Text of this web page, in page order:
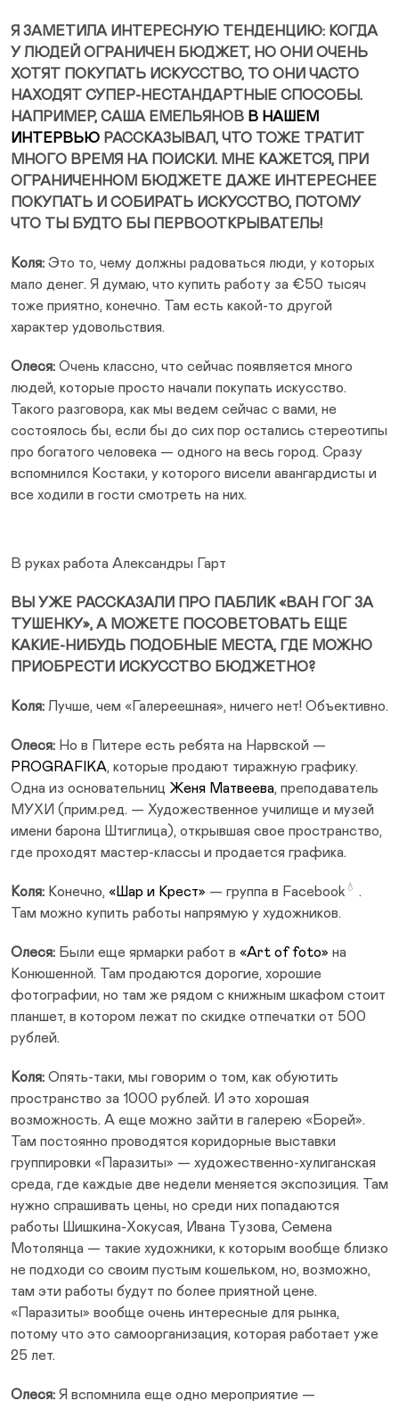
Я ЗАМЕТИЛА ИНТЕРЕСНУЮ ТЕНДЕНЦИЮ: КОГДА
У ЛЮДЕЙ ОГРАНИЧЕН БЮДЖЕТ, НО ОНИ ОЧЕНЬ
ХОТЯТ ПОКУПАТЬ ИСКУССТВО, ТО ОНИ ЧАСТО
НАХОДЯТ СУПЕР-НЕСТАНДАРТНЫЕ СПОСОБЫ.
НАПРИМЕР, САША ЕМЕЛЬЯНОВ В НАШЕМ
ИНТЕРВЬЮ РАССКАЗЫВАЛ, ЧТО ТОЖЕ ТРАТИТ
МНОГО ВРЕМЯ НА ПОИСКИ. МНЕ КАЖЕТСЯ, ПРИ
ОГРАНИЧЕННОМ БЮДЖЕТЕ ДАЖЕ ИНТЕРЕСНЕЕ
ПОКУПАТЬ И СОБИРАТЬ ИСКУССТВО, ПОТОМУ
ЧТО ТЫ БУДТО БЫ ПЕРВООТКРЫВАТЕЛЬ!
Коля: Это то, чему должны радоваться люди, у которых
мало денег. Я думаю, что купить работу за €50 тысяч
тоже приятно, конечно. Там есть какой-то другой
характер удовольствия.
Олеся: Очень классно, что сейчас появляется много
людей, которые просто начали покупать искусство.
Такого разговора, как мы ведем сейчас с вами, не
состоялось бы, если бы до сих пор остались стереотипы
про богатого человека — одного на весь город. Сразу
вспомнился Костаки, у которого висели авангардисты и
все ходили в гости смотреть на них.
В руках работа Александры Гарт
ВЫ УЖЕ РАССКАЗАЛИ ПРО ПАБЛИК «ВАН ГОГ ЗА
ТУШЕНКУ», А МОЖЕТЕ ПОСОВЕТОВАТЬ ЕЩЕ
КАКИЕ-НИБУДЬ ПОДОБНЫЕ МЕСТА, ГДЕ МОЖНО
ПРИОБРЕСТИ ИСКУССТВО БЮДЖЕТНО?
Коля: Лучше, чем «Галереешная», ничего нет! Объективно.
Олеся: Но в Питере есть ребята на Нарвской —
PROGRAFIKA, которые продают тиражную графику.
Одна из основательниц Женя Матвеева, преподаватель
МУХИ (прим.ред. — Художественное училище и музей
имени барона Штиглица), открывшая свое пространство,
где проходят мастер-классы и продается графика.
Коля: Конечно, «Шар и Крест» — группа в Facebook 💧
.
Там можно купить работы напрямую у художников.
Олеся: Были еще ярмарки работ в «Art of foto» на
Конюшенной. Там продаются дорогие, хорошие
фотографии, но там же рядом с книжным шкафом стоит
планшет, в котором лежат по скидке отпечатки от 500
рублей.
Коля: Опять-таки, мы говорим о том, как обуютить
пространство за 1000 рублей. И это хорошая
возможность. А еще можно зайти в галерею «Борей».
Там постоянно проводятся коридорные выставки
группировки «Паразиты» — художественно-хулиганская
среда, где каждые две недели меняется экспозиция. Там
нужно спрашивать цены, но среди них попадаются
работы Шишкина-Хокусая, Ивана Тузова, Семена
Мотолянца — такие художники, к которым вообще близко
не подходи со своим пустым кошельком, но, возможно,
там эти работы будут по более приятной цене.
«Паразиты» вообще очень интересные для рынка,
потому что это самоорганизация, которая работает уже
25 лет.
Олеся: Я вспомнила еще одно мероприятие —